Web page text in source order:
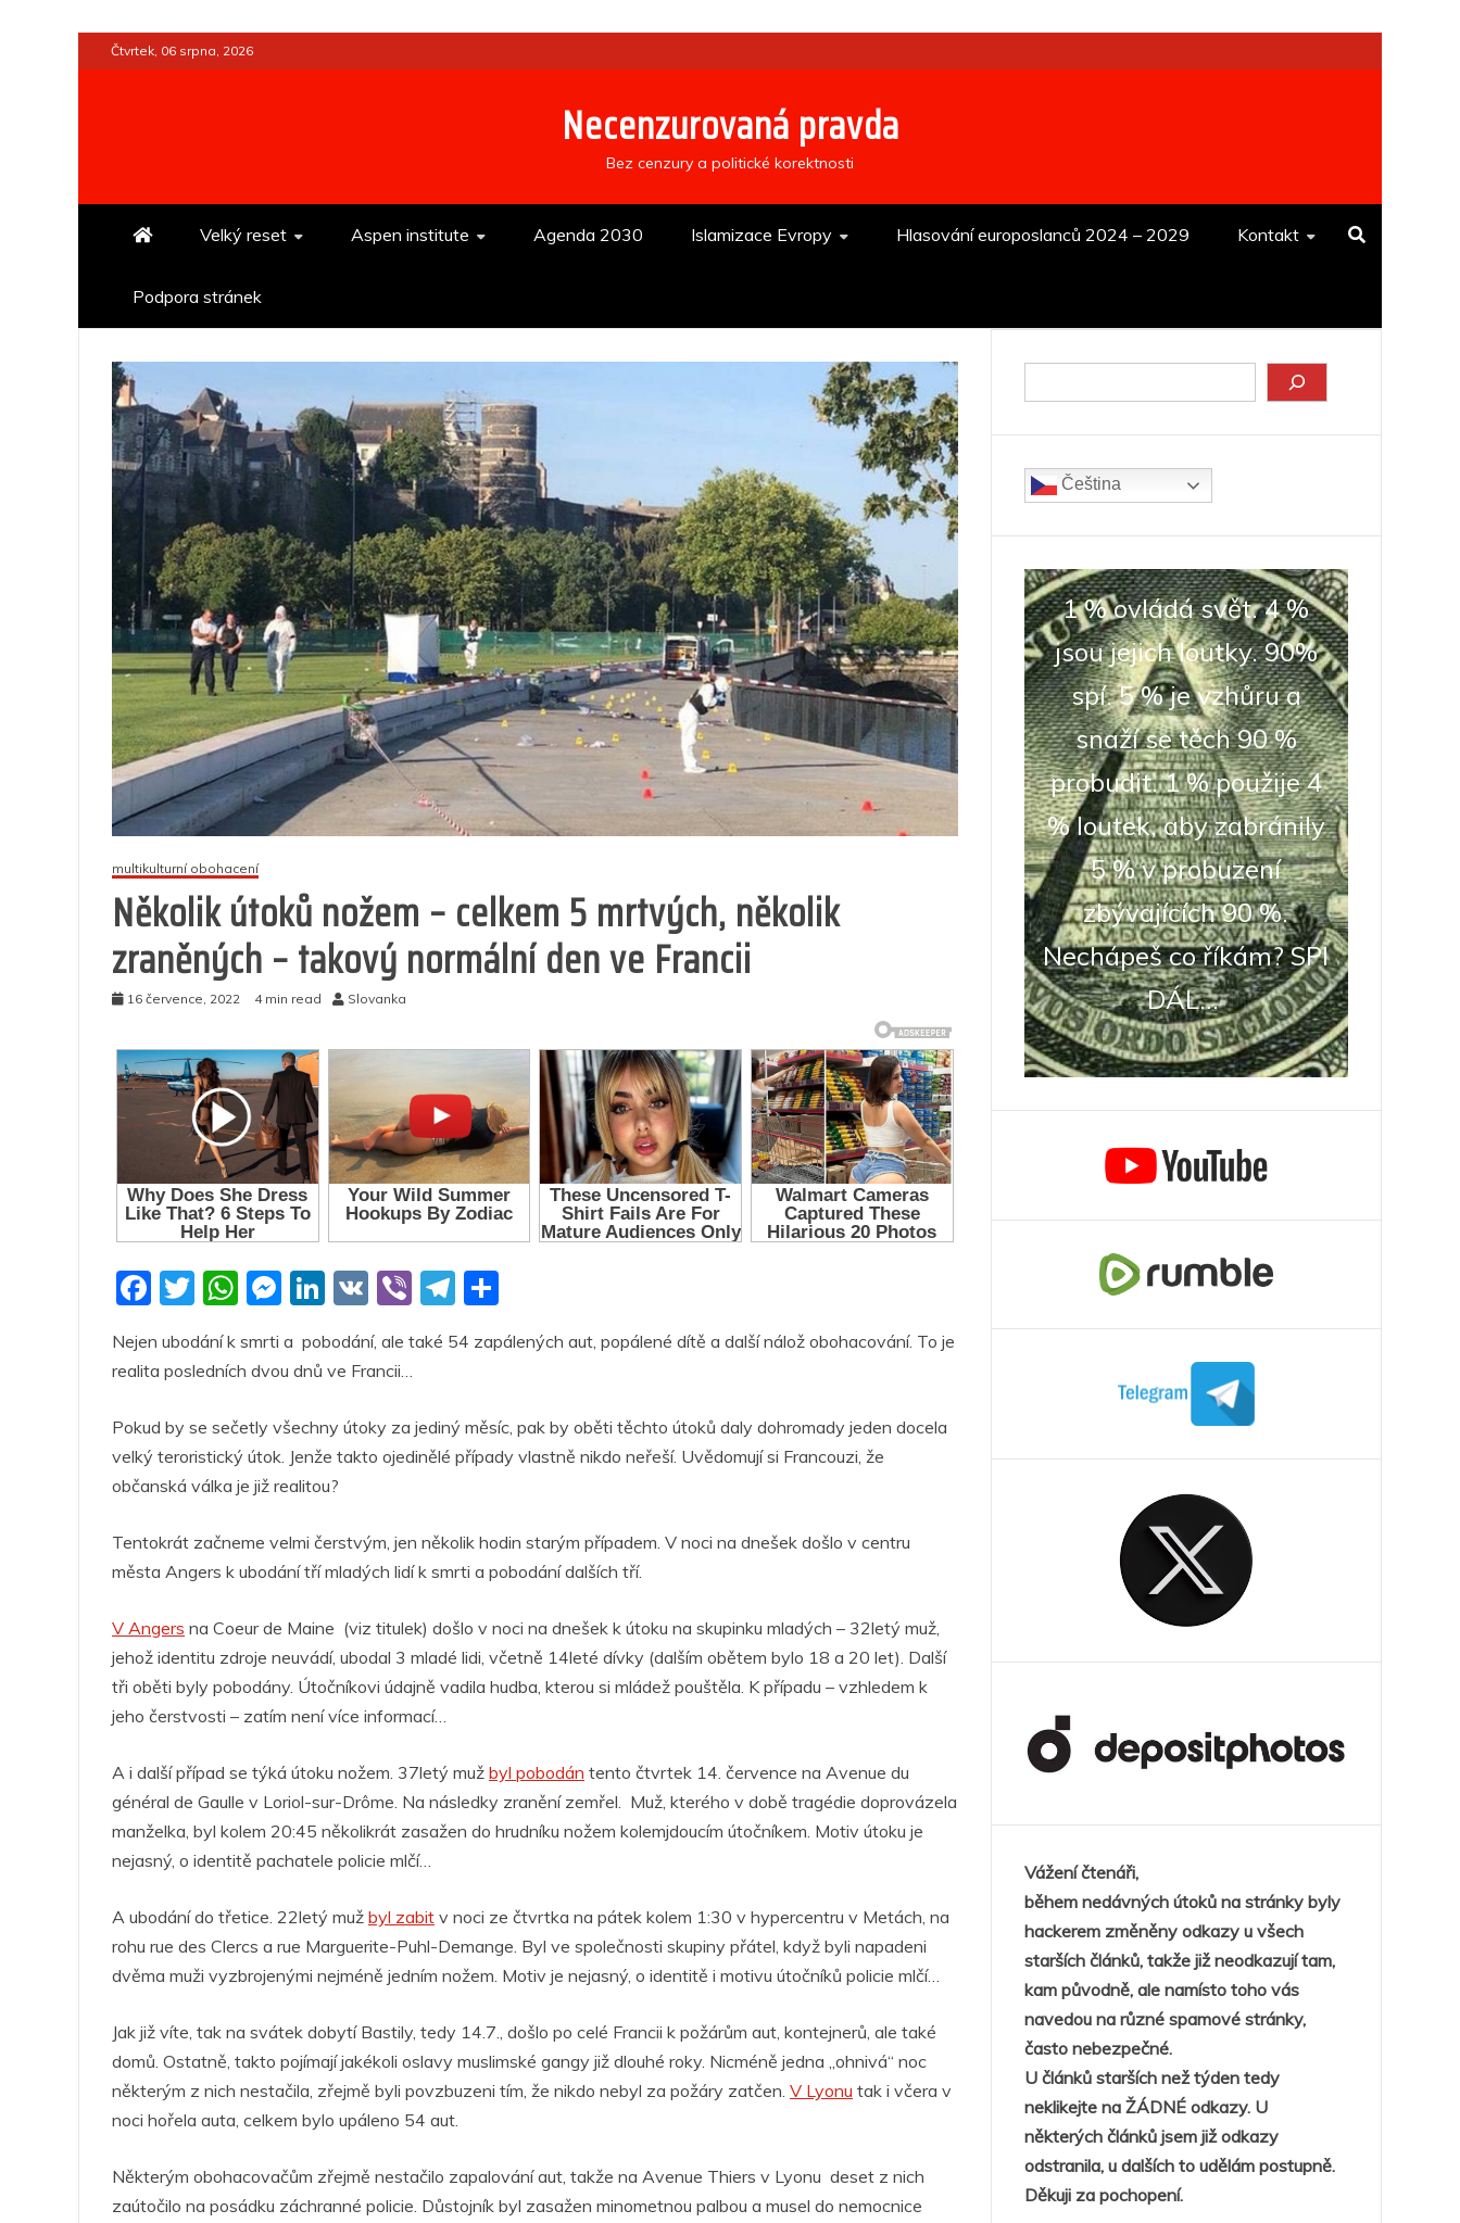
to
Čtvrtek, 06 srpna, 2026
Necenzurovaná pravda
Bez cenzury a politické korektnosti
Velký reset Aspen institute Agenda 2030 Islamizace Evropy Hlasování europoslanců 2024 – 2029 Kontakt
Podpora stránek
multikulturní obohacení
Několik útoků nožem – celkem 5 mrtvých, několik
zraněných – takový normální den ve Francii
16 července, 2022 4 min read Slovanka
F
c
e
b
o
o
k
T
w
itt
W
at
A
p
p
M
ss
n
g
er
Li
k
dI
n
V
K
Vi
er
T
e
a
m
h
ar
Nejen ubodání k smrti a pobodání, ale také 54 zapálených aut, popálené dítě a další nálož obohacování. To je
realita posledních dvou dnů ve Francii…
Pokud by se sečetly všechny útoky za jediný měsíc, pak by oběti těchto útoků daly dohromady jeden docela
velký teroristický útok. Jenže takto ojedinělé případy vlastně nikdo neřeší. Uvědomují si Francouzi, že
občanská válka je již realitou?
Tentokrát začneme velmi čerstvým, jen několik hodin starým případem. V noci na dnešek došlo v centru
města Angers k ubodání tří mladých lidí k smrti a pobodání dalších tří.
V Angers na Coeur de Maine (viz titulek) došlo v noci na dnešek k útoku na skupinku mladých – 32letý muž,
jehož identitu zdroje neuvádí, ubodal 3 mladé lidi, včetně 14leté dívky (dalším obětem bylo 18 a 20 let). Další
tři oběti byly pobodány. Útočníkovi údajně vadila hudba, kterou si mládež pouštěla. K případu – vzhledem k
jeho čerstvosti – zatím není více informací…
A i další případ se týká útoku nožem. 37letý muž byl pobodán tento čtvrtek 14. července na Avenue du
général de Gaulle v Loriol-sur-Drôme. Na následky zranění zemřel. Muž, kterého v době tragédie doprovázela
manželka, byl kolem 20:45 několikrát zasažen do hrudníku nožem kolemjdoucím útočníkem. Motiv útoku je
nejasný, o identitě pachatele policie mlčí…
A ubodání do třetice. 22letý muž byl zabit v noci ze čtvrtka na pátek kolem 1:30 v hypercentru v Metách, na
rohu rue des Clercs a rue Marguerite-Puhl-Demange. Byl ve společnosti skupiny přátel, když byli napadeni
dvěma muži vyzbrojenými nejméně jedním nožem. Motiv je nejasný, o identitě i motivu útočníků policie mlčí…
Jak již víte, tak na svátek dobytí Bastily, tedy 14.7., došlo po celé Francii k požárům aut, kontejnerů, ale také
domů. Ostatně, takto pojímají jakékoli oslavy muslimské gangy již dlouhé roky. Nicméně jedna „ohnivá“ noc
některým z nich nestačila, zřejmě byli povzbuzeni tím, že nikdo nebyl za požáry zatčen. V Lyonu tak i včera v
noci hořela auta, celkem bylo upáleno 54 aut.
Některým obohacovačům zřejmě nestačilo zapalování aut, takže na Avenue Thiers v Lyonu deset z nich
zaútočilo na posádku záchranné policie. Důstojník byl zasažen minometnou palbou a musel do nemocnice
Čeština‎
1 % ovládá svět. 4 %
jsou jejich loutky. 90%
spí. 5 % je vzhůru a
snaží se těch 90 %
probudit. 1 % použije 4
% loutek, aby zabránily
5 % v probuzení
zbývajících 90 %.
Nechápeš co říkám? SPI
DÁL...
Vážení čtenáři,
během nedávných útoků na stránky byly
hackerem změněny odkazy u všech
starších článků, takže již neodkazují tam,
kam původně, ale namísto toho vás
navedou na různé spamové stránky,
často nebezpečné.
U článků starších než týden tedy
neklikejte na ŽÁDNÉ odkazy. U
některých článků jsem již odkazy
odstranila, u dalších to udělám postupně.
Děkuji za pochopení.